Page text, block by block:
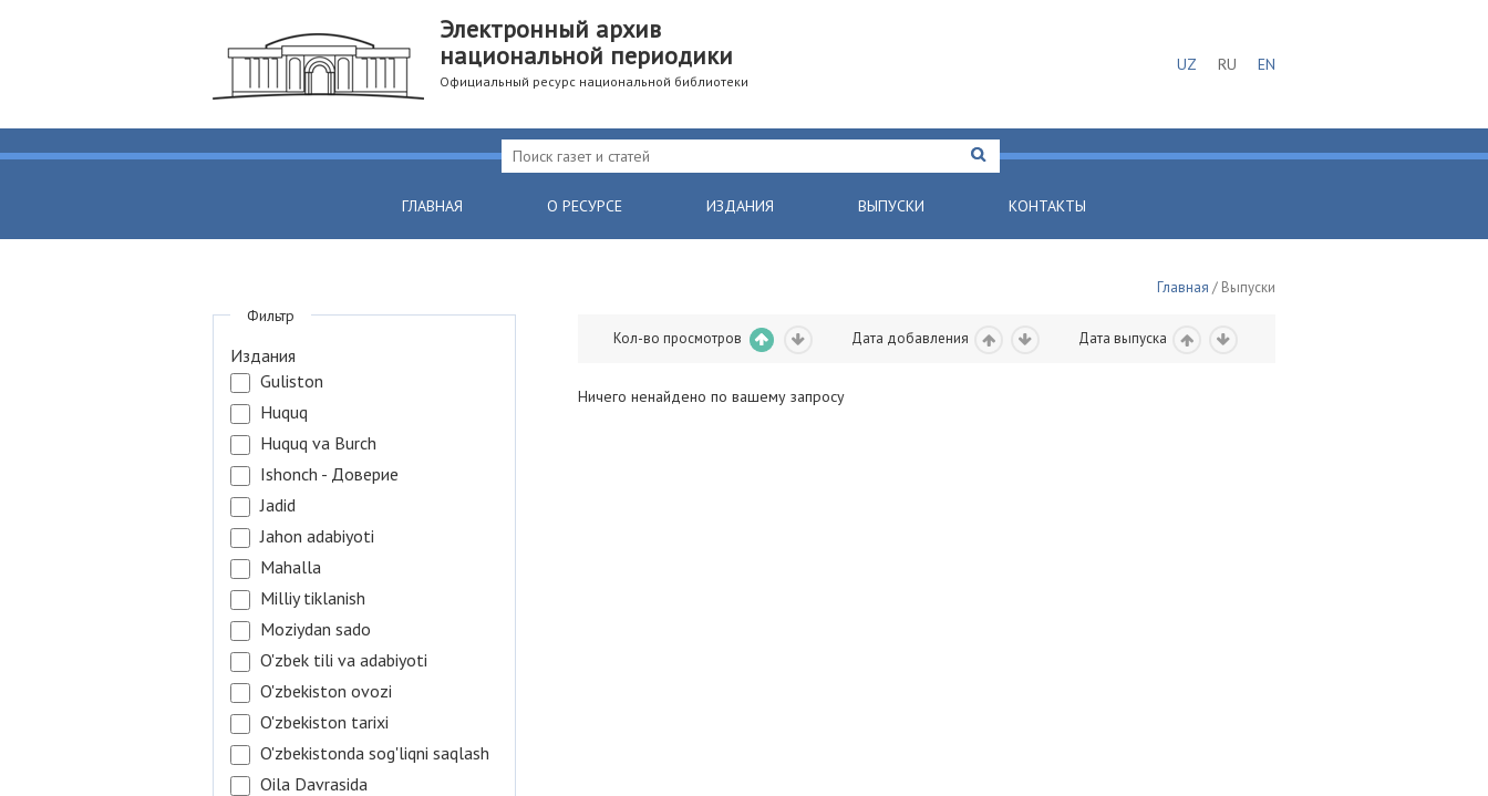
Электронный архив
национальной периодики
Официальный ресурс национальной библиотеки
UZ RU EN
ГЛАВНАЯ О РЕСУРСЕ ИЗДАНИЯ ВЫПУСКИ КОНТАКТЫ
Главная / Выпуски
Кол-во просмотров Дата добавления Дата выпуска
Ничего ненайдено по вашему запросу
Фильтр
Издания
Guliston
Huquq
Huquq va Burch
Ishonch - Доверие
Jadid
Jahon adabiyoti
Mahalla
Milliy tiklanish
Moziydan sado
O'zbek tili va adabiyoti
O'zbekiston ovozi
O'zbekiston tarixi
O'zbekistonda sog'liqni saqlash
Oila Davrasida